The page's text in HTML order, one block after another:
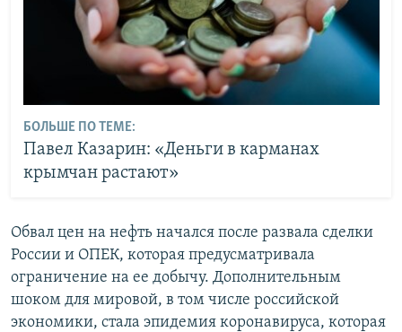
БОЛЬШЕ ПО ТЕМЕ:
Павел Казарин: «Деньги в карманах
крымчан растают»
Обвал цен на нефть начался после развала сделки
России и ОПЕК, которая предусматривала
ограничение на ее добычу. Дополнительным
шоком для мировой, в том числе российской
экономики, стала эпидемия коронавируса, которая